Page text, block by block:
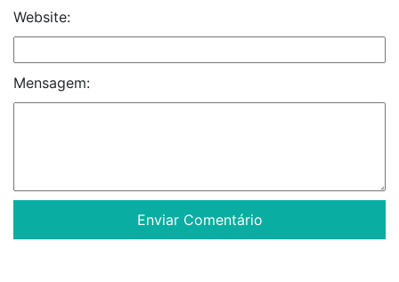
Website:
Mensagem: